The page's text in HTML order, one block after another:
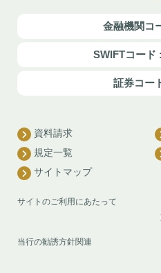
金融機関コ
SWIFTコード
証券コー
資料請求
規定一覧
サイトマップ
サイトのご利用にあたって
当行の勧誘方針関連